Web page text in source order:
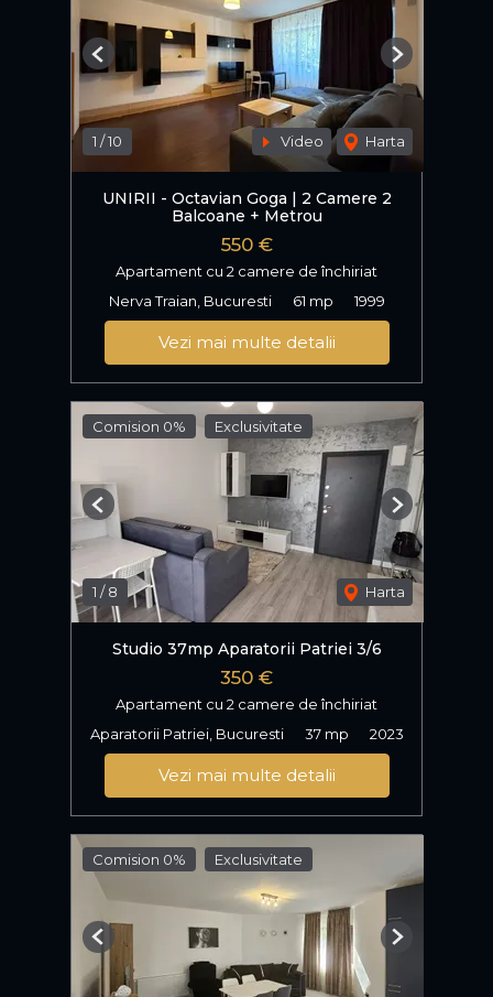
1 /10 Video Harta
Previous Next
UNIRII - Octavian Goga | 2 Camere 2
Balcoane + Metrou
550 €
Apartament cu 2 camere de închiriat
Nerva Traian, Bucuresti
61 mp 1999
Vezi mai multe detalii
Comision 0% Exclusivitate
1 /8 Harta
Previous Next
Studio 37mp Aparatorii Patriei 3/6
350 €
Apartament cu 2 camere de închiriat
Aparatorii Patriei, Bucuresti
37 mp 2023
Vezi mai multe detalii
Comision 0% Exclusivitate
Previous Next